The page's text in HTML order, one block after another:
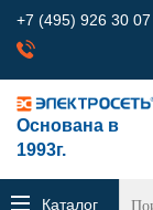
+7 (495) 926 30 07
Основана в
1993г.
Каталог